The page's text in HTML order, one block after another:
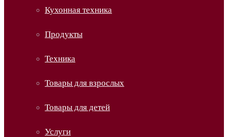
Кухонная техника
Продукты
Техника
Товары для взрослых
Товары для детей
Услуги